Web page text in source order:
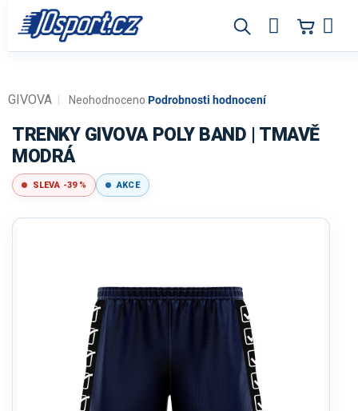
obsah
Průměrné
produktu
je
0,0
z
5
Neohodnoceno Podrobnosti hodnocení
GIVOVA
TRENKY GIVOVA POLY BAND | TMAVĚ
MODRÁ
SLEVA -39 % AKCE